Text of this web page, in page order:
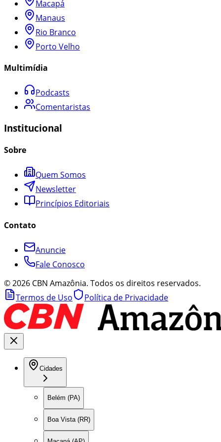
Macapá
Manaus
Rio Branco
Porto Velho
Multimídia
Podcasts
Comentaristas
Institucional
Sobre
Quem Somos
Newsletter
Princípios Editoriais
Contato
Anuncie
Fale Conosco
©2026 CBN Amazônia. Todos os direitos reservados.
Termos de Uso
Política de Privacidade
Cidades
Belém (PA)
Boa Vista (RR)